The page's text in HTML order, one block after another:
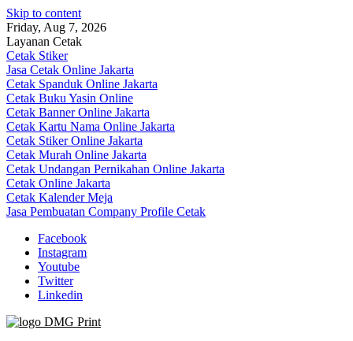
Skip to content
Friday, Aug 7, 2026
Layanan Cetak
Cetak Stiker
Jasa Cetak Online Jakarta
Cetak Spanduk Online Jakarta
Cetak Buku Yasin Online
Cetak Banner Online Jakarta
Cetak Kartu Nama Online Jakarta
Cetak Stiker Online Jakarta
Cetak Murah Online Jakarta
Cetak Undangan Pernikahan Online Jakarta
Cetak Online Jakarta
Cetak Kalender Meja
Jasa Pembuatan Company Profile Cetak
Facebook
Instagram
Youtube
Twitter
Linkedin